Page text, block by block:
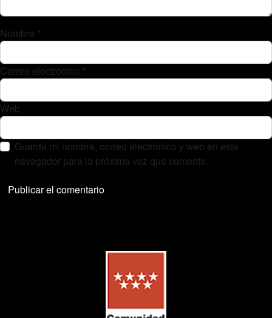
Nombre *
Correo electrónico *
Web
Guarda mi nombre, correo electrónico y web en este
navegador para la próxima vez que comente.